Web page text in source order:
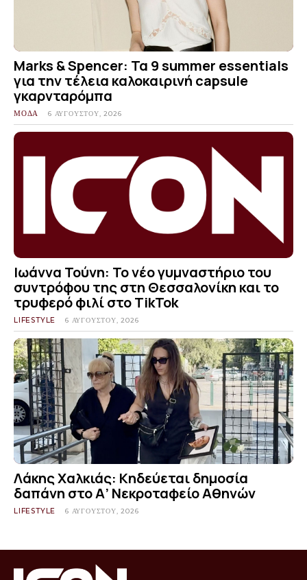
Marks & Spencer: Τα 9 summer essentials
για την τέλεια καλοκαιρινή capsule
γκαρνταρόμπα
ΜΟΔΑ 6 ΑΥΓΟΎΣΤΟΥ, 2026
Ιωάννα Τούνη: Το νέο γυμναστήριο του
συντρόφου της στη Θεσσαλονίκη και το
τρυφερό φιλί στο TikTok
LIFESTYLE 6 ΑΥΓΟΎΣΤΟΥ, 2026
Λάκης Χαλκιάς: Κηδεύεται δημοσία
δαπάνη στο Α’ Νεκροταφείο Αθηνών
LIFESTYLE 6 ΑΥΓΟΎΣΤΟΥ, 2026